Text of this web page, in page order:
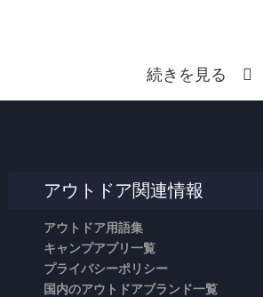
続きを見る
アウトドア関連情報
アウトドア用語集
キャンプアプリ一覧
プライバシーポリシー
国内のアウトドアブランド一覧